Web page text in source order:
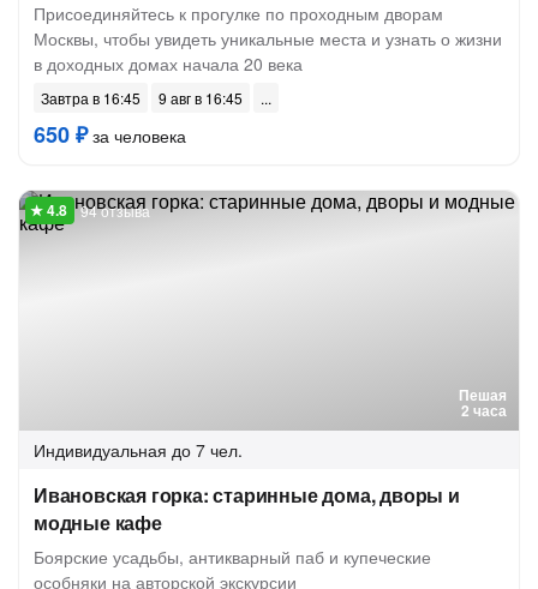
Присоединяйтесь к прогулке по проходным дворам
Москвы, чтобы увидеть уникальные места и узнать о жизни
в доходных домах начала 20 века
Завтра в 16:45 9 авг в 16:45
650 ₽за человека
Пешая
2 часа
94 отзыва
Индивидуальная до 7 чел.
Ивановская горка: старинные дома, дворы и
модные кафе
Боярские усадьбы, антикварный паб и купеческие
особняки на авторской экскурсии